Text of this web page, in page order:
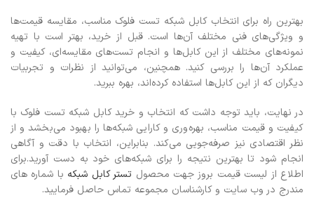
بهترین راه برای انتخاب کابل شبکه تست فلوک مناسب، مقایسه قیمت‌ها
و ویژگی‌های فنی مختلف آن‌ها است. قبل از خرید، بهتر است با تهیه
نمونه‌های مختلف از این کابل‌ها و انجام تست‌های مقایسه‌ای، کیفیت و
عملکرد آن‌ها را بررسی کنید. همچنین، می‌توانید از نظرات و تجربیات
دیگران که از این کابل‌ها استفاده کرده‌اند، بهره ببرید.
در نهایت، باید توجه داشت که انتخاب و خرید کابل شبکه تست فلوک با
کیفیت و قیمت مناسب، بهره‌وری و کارایی شبکه‌ها را بهبود می‌بخشد و از
نظر اقتصادی نیز صرفه‌جویی می‌کند. بنابراین، انتخاب با دقت و آگاهی
انجام شود تا بهترین نتیجه را برای شبکه‌های خود به دست آورید.برای
اطلاع از لیست قیمت بروز جهت محصول تستر کابل شبکه با شماره های
مندرج در وب سایت و کارشناسان مجموعه تماس حاصل فرمایید.